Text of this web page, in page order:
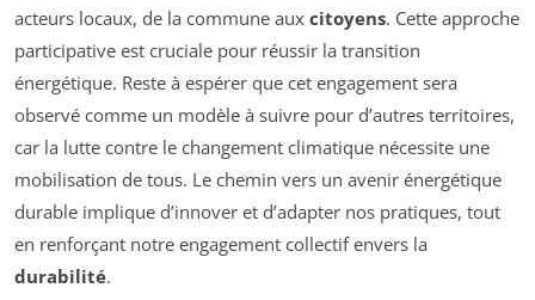
acteurs locaux, de la commune aux citoyens. Cette approche
participative est cruciale pour réussir la transition
énergétique. Reste à espérer que cet engagement sera
observé comme un modèle à suivre pour d’autres territoires,
car la lutte contre le changement climatique nécessite une
mobilisation de tous. Le chemin vers un avenir énergétique
durable implique d’innover et d’adapter nos pratiques, tout
en renforçant notre engagement collectif envers la
durabilité.